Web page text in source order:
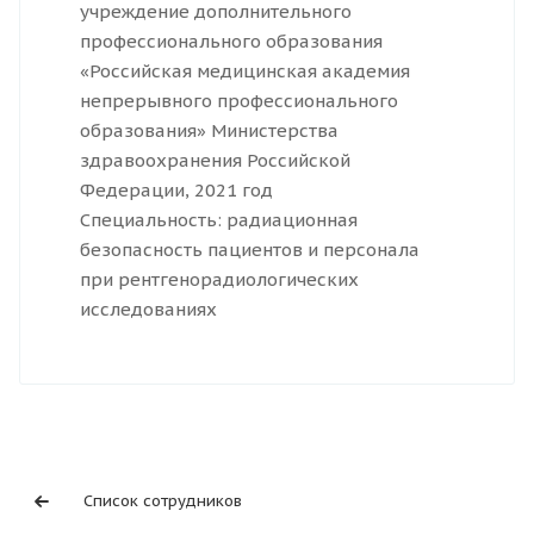
учреждение дополнительного
профессионального образования
«Российская медицинская академия
непрерывного профессионального
образования» Министерства
здравоохранения Российской
Федерации, 2021 год
Специальность: радиационная
безопасность пациентов и персонала
при рентгенорадиологических
исследованиях
Список сотрудников